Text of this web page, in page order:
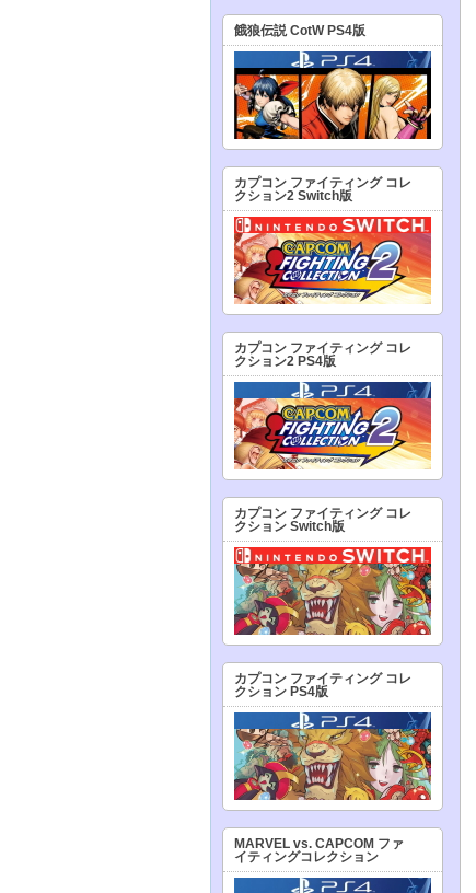
餓狼伝説 CotW PS4版
カプコン ファイティング コレ
クション2 Switch版
カプコン ファイティング コレ
クション2 PS4版
カプコン ファイティング コレ
クション Switch版
カプコン ファイティング コレ
クション PS4版
MARVEL vs. CAPCOM ファ
イティングコレクション